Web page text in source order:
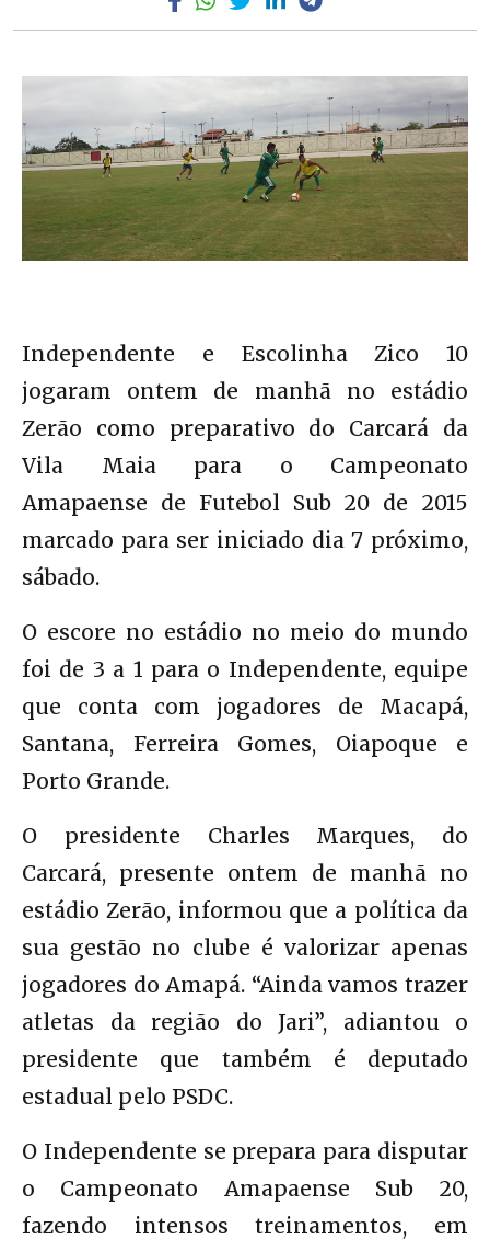
Independente e Escolinha Zico 10
jogaram ontem de manhã no estádio
Zerão como preparativo do Carcará da
Vila Maia para o Campeonato
Amapaense de Futebol Sub 20 de 2015
marcado para ser iniciado dia 7 próximo,
sábado.
O escore no estádio no meio do mundo
foi de 3 a 1 para o Independente, equipe
que conta com jogadores de Macapá,
Santana, Ferreira Gomes, Oiapoque e
Porto Grande.
O presidente Charles Marques, do
Carcará, presente ontem de manhã no
estádio Zerão, informou que a política da
sua gestão no clube é valorizar apenas
jogadores do Amapá. “Ainda vamos trazer
atletas da região do Jari”, adiantou o
presidente que também é deputado
estadual pelo PSDC.
O Independente se prepara para disputar
o Campeonato Amapaense Sub 20,
fazendo intensos treinamentos, em